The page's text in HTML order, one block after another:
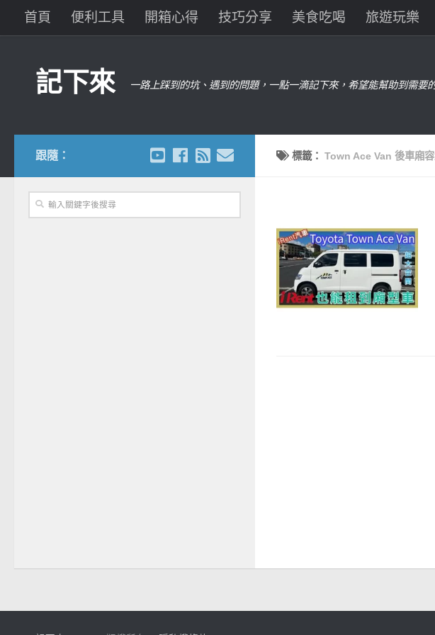
首頁 便利工具 開箱心得 技巧分享 美食吃喝 旅遊玩樂
記下來 一路上踩到的坑、遇到的問題，一點一滴記下來，希望能幫助到需要
標籤：Town Ace Van 後車廂
跟隨：